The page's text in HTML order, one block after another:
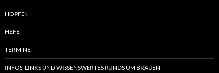
HOPFEN
HEFE
TERMINE
INFOS, LINKS UND WISSENSWERTES RUNDS UM BRAUEN